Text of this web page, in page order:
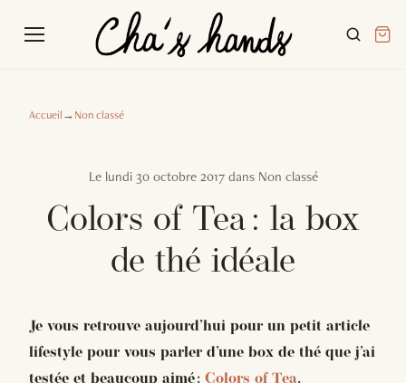
Accueil→Non classé
Le lundi 30 octobre 2017dans Non classé
Colors of Tea : la box
de thé idéale
Je vous retrouve aujourd’hui pour un petit article
lifestyle pour vous parler d’une box de thé que j’ai
testée et beaucoup aimé : Colors of Tea.